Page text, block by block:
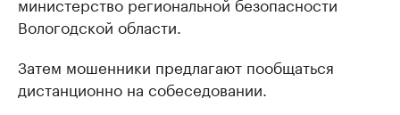
Вологодской области.
Затем мошенники предлагают пообщаться
дистанционно на собеседовании.